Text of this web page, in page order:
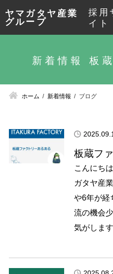
ヤマガタヤ産業
グループ
採用
イト
新着情報 板
ホーム 新着情報 ブログ
板蔵フ
こんにち
ガタヤ産
や6年が経
流の機会
気がしま